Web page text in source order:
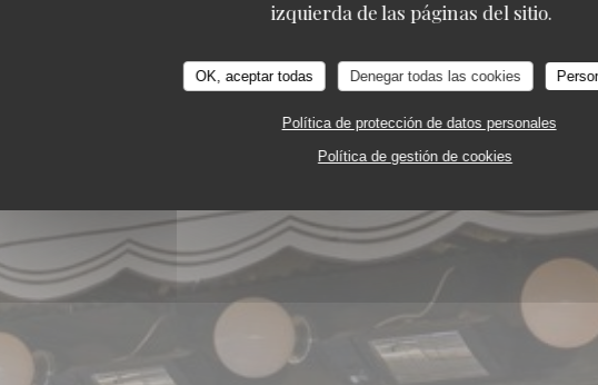
izquierda de las páginas del sitio.
OK, aceptar todas Denegar todas las cookies
Política de protección de datos personales
Política de gestión de cookies